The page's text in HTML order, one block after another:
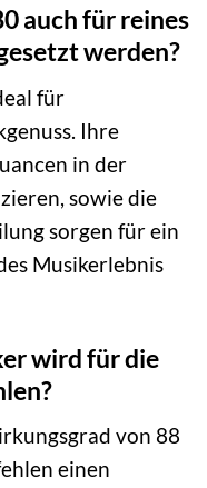
auch für reines
werden?
für
Ihre
in der
sowie die
sorgen für ein
Musikerlebnis
wird für die
von 88
einen